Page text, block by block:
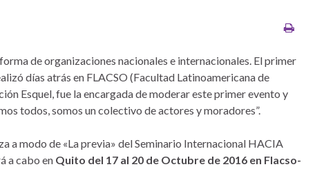
de organizaciones nacionales e internacionales. El primer
días atrás en FLACSO (Facultad Latinoamericana de
Esquel, fue la encargada de moderar este primer evento y
todos, somos un colectivo de actores y moradores”.
a modo de «La previa» del Seminario Internacional HACIA
a cabo en Quito del 17 al 20 de Octubre de 2016 en Flacso-